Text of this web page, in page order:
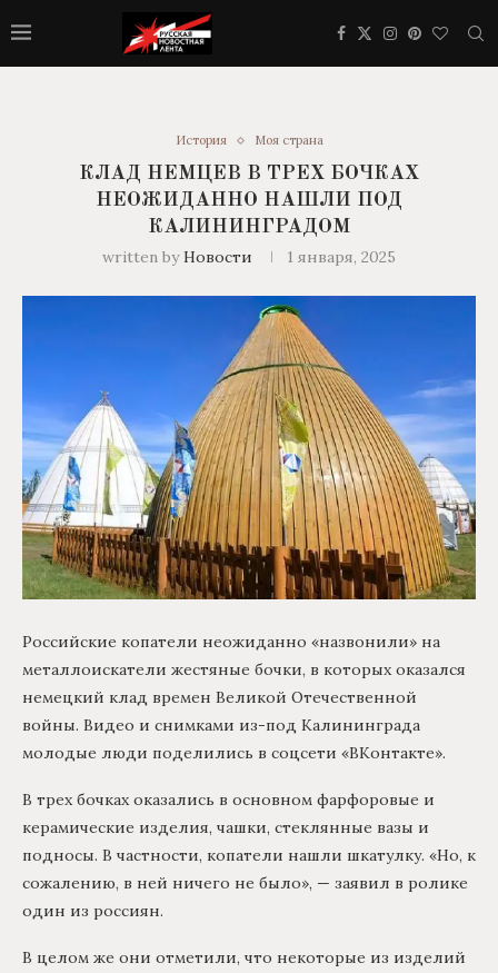
История Моя страна
КЛАД НЕМЦЕВ В ТРЕХ БОЧКАХ
НЕОЖИДАННО НАШЛИ ПОД
КАЛИНИНГРАДОМ
written byНовости 1 января, 2025
Российские копатели неожиданно «назвонили» на
металлоискатели жестяные бочки, в которых оказался
немецкий клад времен Великой Отечественной
войны. Видео и снимками из-под Калининграда
молодые люди поделились в соцсети «ВКонтакте».
В трех бочках оказались в основном фарфоровые и
керамические изделия, чашки, стеклянные вазы и
подносы. В частности, копатели нашли шкатулку. «Но, к
сожалению, в ней ничего не было», — заявил в ролике
один из россиян.
В целом же они отметили, что некоторые из изделий